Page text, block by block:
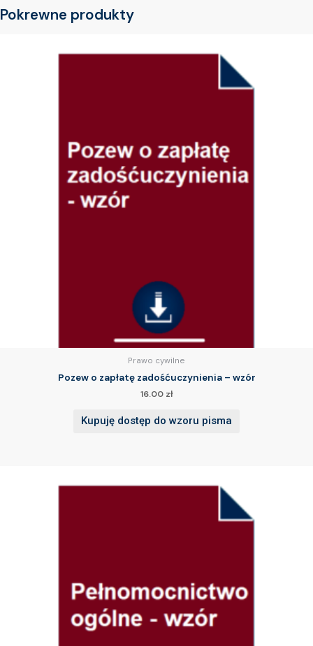
Pokrewne produkty
Prawo cywilne
Pozew o zapłatę zadośćuczynienia – wzór
16.00 zł
Kupuję dostęp do wzoru pisma